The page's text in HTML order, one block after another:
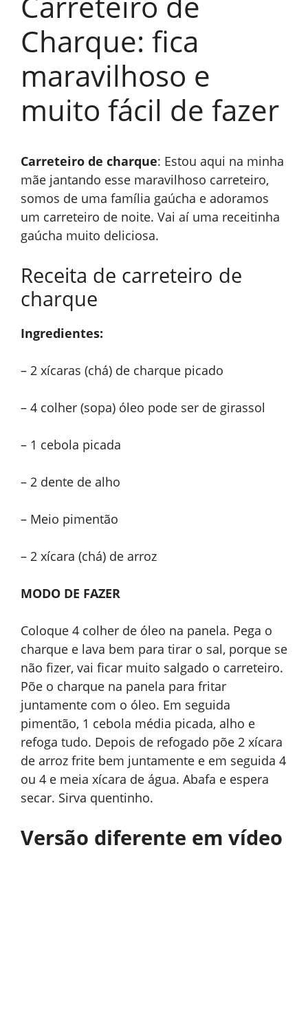
Charque: fica
maravilhoso e
muito fácil de fazer
Carreteiro de charque: Estou aqui na minha
mãe jantando esse maravilhoso carreteiro,
somos de uma família gaúcha e adoramos
um carreteiro de noite. Vai aí uma receitinha
gaúcha muito deliciosa.
Receita de carreteiro de
charque
Ingredientes:
– 2 xícaras (chá) de charque picado
– 4 colher (sopa) óleo pode ser de girassol
– 1 cebola picada
– 2 dente de alho
– Meio pimentão
– 2 xícara (chá) de arroz
MODO DE FAZER
Coloque 4 colher de óleo na panela. Pega o
charque e lava bem para tirar o sal, porque se
não fizer, vai ficar muito salgado o carreteiro.
Põe o charque na panela para fritar
juntamente com o óleo. Em seguida
pimentão, 1 cebola média picada, alho e
refoga tudo. Depois de refogado põe 2 xícara
de arroz frite bem juntamente e em seguida 4
ou 4 e meia xícara de água. Abafa e espera
secar. Sirva quentinho.
Versão diferente em vídeo